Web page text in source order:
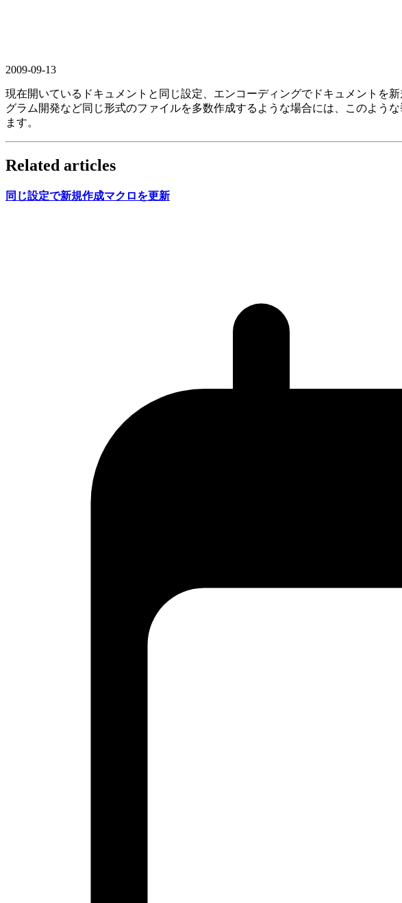
2009-09-13
現在開いているドキュメントと同じ設定、エンコーディングでドキュメントを
グラム開発など同じ形式のファイルを多数作成するような場合には、このよう
ます。
Related articles
同じ設定で新規作成マクロを更新